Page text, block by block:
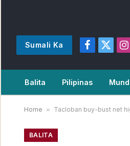
Sumali Ka
Facebook
X
Balita Pilipinas
Home » Tacloban buy-bust net
BALITA